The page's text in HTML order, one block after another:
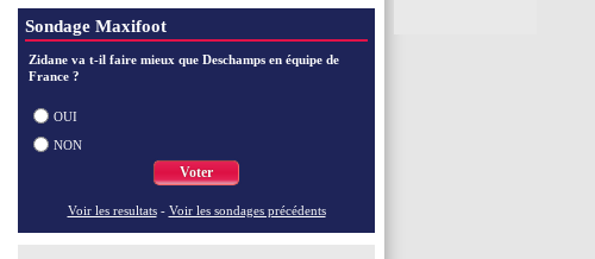
Sondage Maxifoot
Zidane va t-il faire mieux que Deschamps en équipe de
France ?
OUI
NON
Voter
Voir les resultats - Voir les sondages précédents